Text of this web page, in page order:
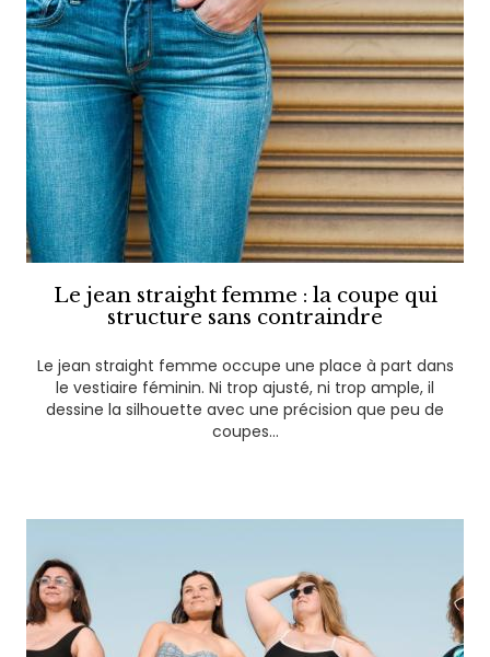
Le jean straight femme : la coupe qui
structure sans contraindre
Le jean straight femme occupe une place à part dans
le vestiaire féminin. Ni trop ajusté, ni trop ample, il
dessine la silhouette avec une précision que peu de
coupes...